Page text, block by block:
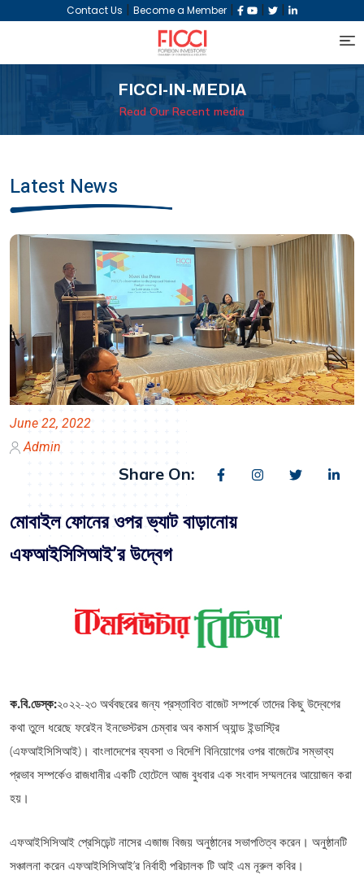
Contact Us | Become a Member | | |
FICCI-IN-MEDIA
Read Our Recent media
Latest News
June 22, 2022
Admin
Share On:
মোবাইল ফোনের ওপর ভ্যাট বাড়ানোয়
এফআইসিসিআই’র উদ্বেগ
ক.বি.ডেস্ক:২০২২-২৩ অর্থবছরের জন্য প্রস্তাবিত বাজেট সম্পর্কে তাদের কিছু উদ্বেগের
কথা তুলে ধরেছে ফরেইন ইনভেস্টরস চেম্বার অব কমার্স অ্যান্ড ইন্ডাস্ট্রি
(এফআইসিসিআই)। বাংলাদেশের ব্যবসা ও বিদেশি বিনিয়োগের ওপর বাজেটের সম্ভাব্য
প্রভাব সম্পর্কেও রাজধানীর একটি হোটেলে আজ বুধবার এক সংবাদ সম্মলনের আয়োজন করা
হয়।
এফআইসিসিআই প্রেসিডেন্ট নাসের এজাজ বিজয় অনুষ্ঠানের সভাপতিত্ব করেন। অনুষ্ঠানটি
সঞ্চালনা করেন এফআইসিসিআই’র নির্বাহী পরিচালক টি আই এম নূরুল কবির।